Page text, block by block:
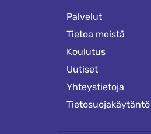
Palvelut
Tietoa meistä
Koulutus
Uutiset
Yhteystietoja
Tietosuojakäytäntö